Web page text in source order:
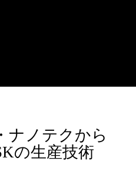
ナノテクから
の生産技術